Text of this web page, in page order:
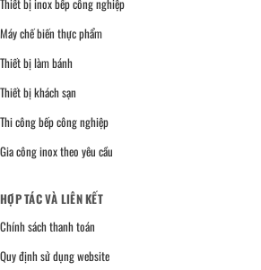
Thiết bị inox bếp công nghiệp
Máy chế biến thực phẩm
Thiết bị làm bánh
Thiết bị khách sạn
Thi công bếp công nghiệp
Gia công inox theo yêu cầu
HỢP TÁC VÀ LIÊN KẾT
Chính sách thanh toán
Quy định sử dụng website